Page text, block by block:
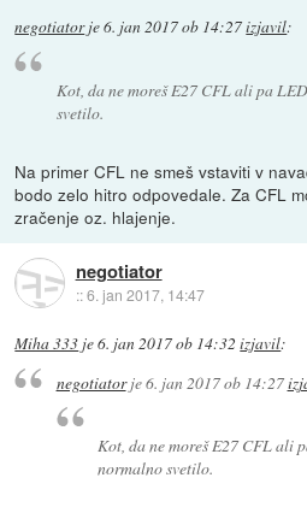
negotiatorje6. jan 2017 ob 14:27izjavil:
Kot, da ne moreš E27 CFL ali pa
svetilo.
Na primer CFL ne smeš vstaviti v
bodo zelo hitro odpovedale. Za CFL
zračenje oz. hlajenje.
negotiator
::6. jan 2017, 14:47
Miha 333 je6. jan 2017 ob 14:32 izjavil:
negotiatorje6. jan 2017 ob 14:27
Kot, da ne moreš E27 CFL ali
normalno svetilo.